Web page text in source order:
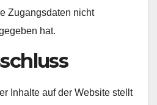
Zugangsdaten nicht
hat.
Inhalte auf der Website stellt